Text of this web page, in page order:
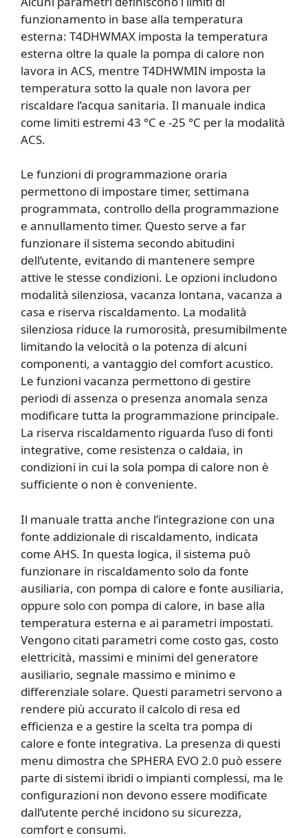
funzionamento in base alla temperatura
esterna: T4DHWMAX imposta la temperatura
esterna oltre la quale la pompa di calore non
lavora in ACS, mentre T4DHWMIN imposta la
temperatura sotto la quale non lavora per
riscaldare l’acqua sanitaria. Il manuale indica
come limiti estremi 43 °C e -25 °C per la modalità
ACS.
Le funzioni di programmazione oraria
permettono di impostare timer, settimana
programmata, controllo della programmazione
e annullamento timer. Questo serve a far
funzionare il sistema secondo abitudini
dell’utente, evitando di mantenere sempre
attive le stesse condizioni. Le opzioni includono
modalità silenziosa, vacanza lontana, vacanza a
casa e riserva riscaldamento. La modalità
silenziosa riduce la rumorosità, presumibilmente
limitando la velocità o la potenza di alcuni
componenti, a vantaggio del comfort acustico.
Le funzioni vacanza permettono di gestire
periodi di assenza o presenza anomala senza
modificare tutta la programmazione principale.
La riserva riscaldamento riguarda l’uso di fonti
integrative, come resistenza o caldaia, in
condizioni in cui la sola pompa di calore non è
sufficiente o non è conveniente.
Il manuale tratta anche l’integrazione con una
fonte addizionale di riscaldamento, indicata
come AHS. In questa logica, il sistema può
funzionare in riscaldamento solo da fonte
ausiliaria, con pompa di calore e fonte ausiliaria,
oppure solo con pompa di calore, in base alla
temperatura esterna e ai parametri impostati.
Vengono citati parametri come costo gas, costo
elettricità, massimi e minimi del generatore
ausiliario, segnale massimo e minimo e
differenziale solare. Questi parametri servono a
rendere più accurato il calcolo di resa ed
efficienza e a gestire la scelta tra pompa di
calore e fonte integrativa. La presenza di questi
menu dimostra che SPHERA EVO 2.0 può essere
parte di sistemi ibridi o impianti complessi, ma le
configurazioni non devono essere modificate
dall’utente perché incidono su sicurezza,
comfort e consumi.